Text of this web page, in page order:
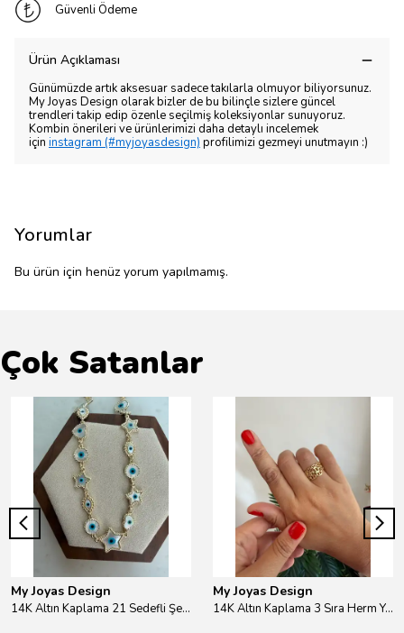
Güvenli Ödeme
Ürün Açıklaması
Günümüzde artık aksesuar sadece takılarla olmuyor biliyorsunuz.
My Joyas Design olarak bizler de bu bilinçle sizlere güncel
trendleri takip edip özenle seçilmiş koleksiyonlar sunuyoruz.
Kombin önerileri ve ürünlerimizi daha detaylı incelemek
için instagram (#myjoyasdesign) profilimizi gezmeyi unutmayın :)
Yorumlar
Bu ürün için henüz yorum yapılmamış.
Çok Satanlar
My Joyas Design
14K Altın Kaplama 21 Sedefli Şekiller Kolye 46cm
My Joyas Design
14K Altın Kaplama 3 Sıra Herm Yüzük Gold